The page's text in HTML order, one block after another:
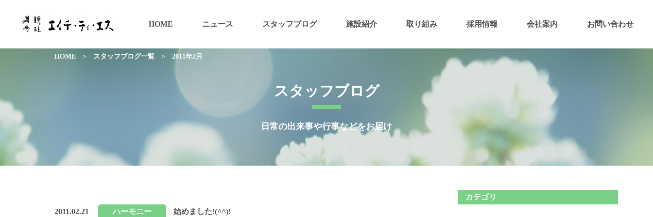
HOME ニュース スタッフブログ 施設紹介 取り組み 採用情報 会社案内 お問い合わせ
スタッフブログ
日常の出来事や行事などをお届け
HOME > スタッフブログ一覧 > 2011年2月
2011.02.21 ハーモニー 始めました!(^^)!
カテゴリ